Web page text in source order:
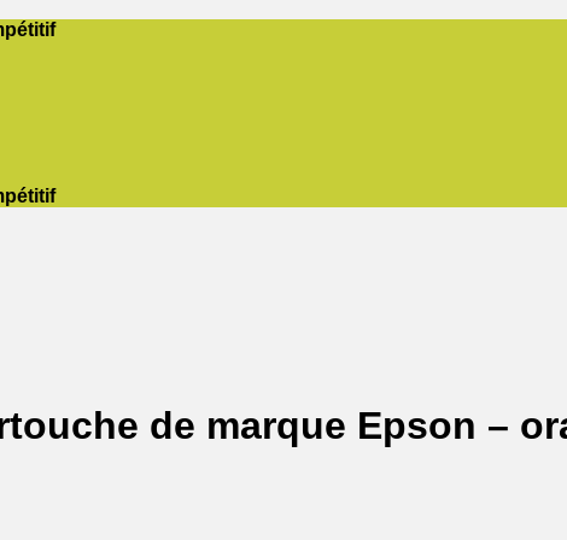
de marque Epson –